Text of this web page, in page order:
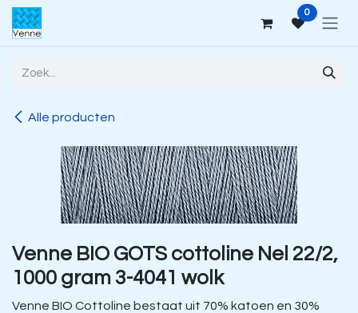
Overslaan naar inhoud 0
Alle producten
Venne BIO GOTS cottoline Nel 22/2,
1000 gram 3-4041 wolk
Venne BIO Cottoline bestaat uit 70% katoen en 30%